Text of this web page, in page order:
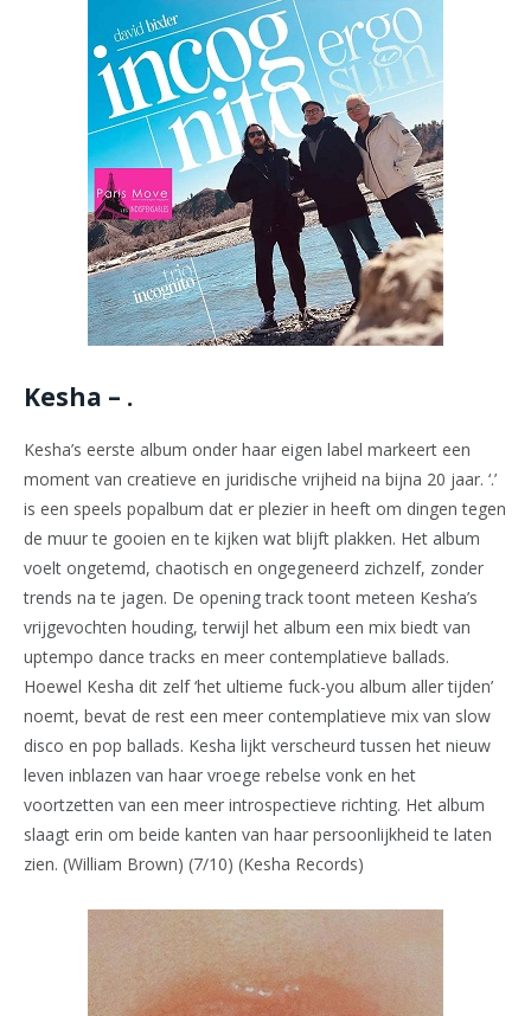
Kesha – .
Kesha’s eerste album onder haar eigen label markeert een
moment van creatieve en juridische vrijheid na bijna 20 jaar. ‘.’
is een speels popalbum dat er plezier in heeft om dingen tegen
de muur te gooien en te kijken wat blijft plakken. Het album
voelt ongetemd, chaotisch en ongegeneerd zichzelf, zonder
trends na te jagen. De opening track toont meteen Kesha’s
vrijgevochten houding, terwijl het album een mix biedt van
uptempo dance tracks en meer contemplatieve ballads.
Hoewel Kesha dit zelf ‘het ultieme fuck-you album aller tijden’
noemt, bevat de rest een meer contemplatieve mix van slow
disco en pop ballads. Kesha lijkt verscheurd tussen het nieuw
leven inblazen van haar vroege rebelse vonk en het
voortzetten van een meer introspectieve richting. Het album
slaagt erin om beide kanten van haar persoonlijkheid te laten
zien. (William Brown) (7/10) (Kesha Records)